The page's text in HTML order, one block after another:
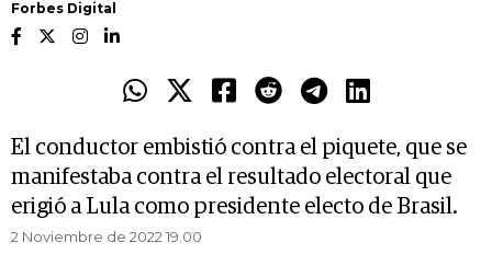
Forbes Digital
El conductor embistió contra el piquete, que se
manifestaba contra el resultado electoral que
erigió a Lula como presidente electo de Brasil.
2 Noviembre de 2022 19.00